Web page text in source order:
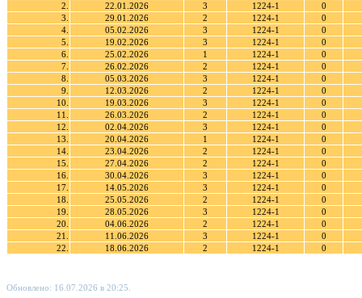
2.
22.01.2026 3 1224-1
0
3.
29.01.2026 2 1224-1
0
4.
05.02.2026 3 1224-1
0
5.
19.02.2026 3 1224-1
0
6.
25.02.2026 1 1224-1
0
7.
26.02.2026 2 1224-1
0
8.
05.03.2026 3 1224-1
0
9.
12.03.2026 2 1224-1
0
10.
19.03.2026 3 1224-1
0
11.
26.03.2026 2 1224-1
0
12.
02.04.2026 3 1224-1
0
13.
20.04.2026 1 1224-1
0
14.
23.04.2026 2 1224-1
0
15.
27.04.2026 2 1224-1
0
16.
30.04.2026 3 1224-1
0
17.
14.05.2026 3 1224-1
0
18.
25.05.2026 2 1224-1
0
19.
28.05.2026 3 1224-1
0
20.
04.06.2026 2 1224-1
0
21.
11.06.2026 3 1224-1
0
22.
18.06.2026 2 1224-1 0
Обновлено: 16.07.2026 в 20:25.